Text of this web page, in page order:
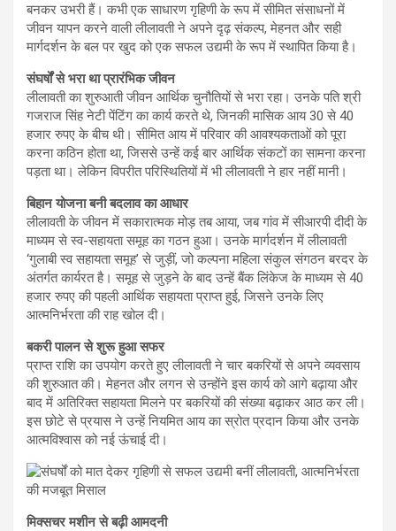
बनकर उभरी हैं। कभी एक साधारण गृहिणी के रूप में सीमित संसाधनों में
जीवन यापन करने वाली लीलावती ने अपने दृढ़ संकल्प, मेहनत और सही
मार्गदर्शन के बल पर खुद को एक सफल उद्यमी के रूप में स्थापित किया है।
संघर्षों से भरा था प्रारंभिक जीवन
लीलावती का शुरुआती जीवन आर्थिक चुनौतियों से भरा रहा। उनके पति श्री
गजराज सिंह नेटी पेंटिंग का कार्य करते थे, जिनकी मासिक आय 30 से 40
हजार रुपए के बीच थी। सीमित आय में परिवार की आवश्यकताओं को पूरा
करना कठिन होता था, जिससे उन्हें कई बार आर्थिक संकटों का सामना करना
पड़ता था। लेकिन विपरीत परिस्थितियों में भी लीलावती ने हार नहीं मानी।
बिहान योजना बनी बदलाव का आधार
लीलावती के जीवन में सकारात्मक मोड़ तब आया, जब गांव में सीआरपी दीदी के
माध्यम से स्व-सहायता समूह का गठन हुआ। उनके मार्गदर्शन में लीलावती
‘गुलाबी स्व सहायता समूह’ से जुड़ीं, जो कल्पना महिला संकुल संगठन बरदर के
अंतर्गत कार्यरत है। समूह से जुड़ने के बाद उन्हें बैंक लिंकेज के माध्यम से 40
हजार रुपए की पहली आर्थिक सहायता प्राप्त हुई, जिसने उनके लिए
आत्मनिर्भरता की राह खोल दी।
बकरी पालन से शुरू हुआ सफर
प्राप्त राशि का उपयोग करते हुए लीलावती ने चार बकरियों से अपने व्यवसाय
की शुरुआत की। मेहनत और लगन से उन्होंने इस कार्य को आगे बढ़ाया और
बाद में अतिरिक्त सहायता मिलने पर बकरियों की संख्या बढ़ाकर आठ कर ली।
इस छोटे से प्रयास ने उन्हें नियमित आय का स्रोत प्रदान किया और उनके
आत्मविश्वास को नई ऊंचाई दी।
मिक्सचर मशीन से बढ़ी आमदनी